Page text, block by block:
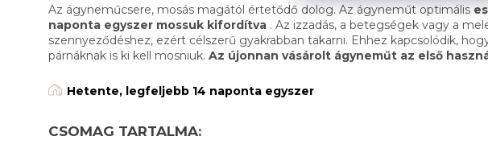
Az ágyneműcsere, mosás magától értetődő dolog. Az ágyneműt optimális
naponta egyszer mossuk kifordítva . Az izzadás, a betegségek vagy a
szennyeződéshez, ezért célszerű gyakrabban takarni. Ehhez kapcsolódik,
párnáknak is ki kell mosniuk.Az újonnan vásárolt ágyneműt az első
Hetente, legfeljebb 14 naponta egyszer
CSOMAG TARTALMA: